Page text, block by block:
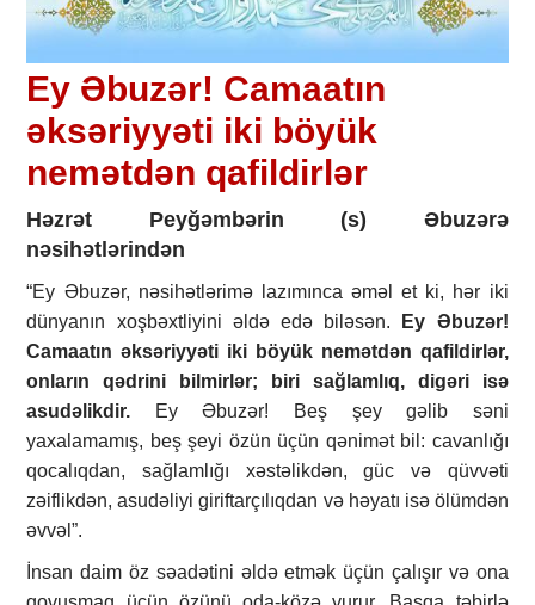
Ey Əbuzər! Camaatın
əksəriyyəti iki böyük
nemətdən qafildirlər
Həzrət Peyğəmbərin (s) Əbuzərə
nəsihətlərindən
“Ey Əbuzər, nəsihətlərimə lazımınca əməl et ki, hər iki
dünyanın xoşbəxtliyini əldə edə biləsən.
Ey Əbuzər!
Camaatın əksəriyyəti iki böyük nemətdən qafildirlər,
onların qədrini bilmirlər; biri sağlamlıq, digəri isə
asudəlikdir. Ey Əbuzər! Beş şey gəlib səni
yaxalamamış, beş şeyi özün üçün qənimət bil: cavanlığı
qocalıqdan, sağlamlığı xəstəlikdən, güc və qüvvəti
zəiflikdən, asudəliyi giriftarçılıqdan və həyatı isə ölümdən
əvvəl”.
İnsan daim öz səadətini əldə etmək üçün çalışır və ona